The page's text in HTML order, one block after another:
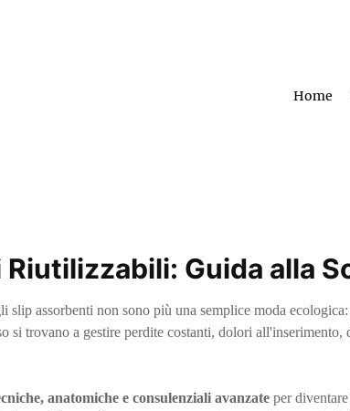
Home
Guida alla
assorbenti non sono più una semplice moda
si trovano a gestire perdite costanti, dolori
anatomiche e consulenziali avanzate per